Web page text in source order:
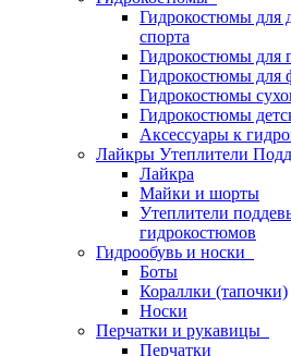
Гидрокостюмы для
спорта
Гидрокостюмы для
Гидрокостюмы для
Гидрокостюмы
Гидрокостюмы
Аксессуары к
Лайкры Утеплители
Лайкра
Майки и шорты
Утеплители
гидрокостюмов
Гидрообувь и носки
Боты
Кораллки (тапочки)
Носки
Перчатки и рукавицы
Перчатки